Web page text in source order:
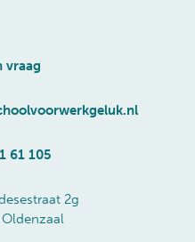
vraag
61 105
2g
Oldenzaal